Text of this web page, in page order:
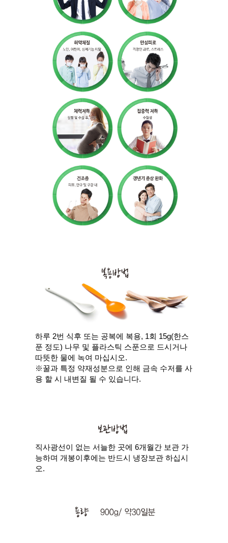
하루 2번 식후 또는 공복에 복용, 1회 15g(한스
푼 정도) 나무 및 플라스틱 스푼으로 드시거나
따뜻한 물에 녹여 마십시오.
※꿀과 특정 약재성분으로 인해 금속 수저를 사
용 할 시 내변질 될 수 있습니다.
직사광선이 없는 서늘한 곳에 6개월간 보관 가
능하며 개봉이후에는 반드시 냉장보관 하십시
오.